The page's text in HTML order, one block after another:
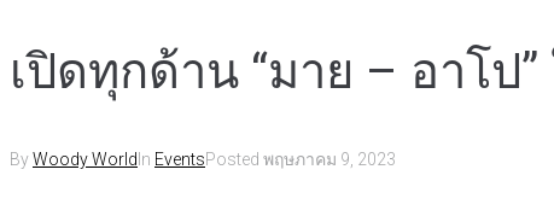
เปิดทุกด้าน “มาย – อาโป
ByWoody World In EventsPosted พฤษภาคม 9, 2023